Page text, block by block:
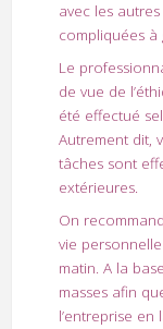
avec les
compliquées à
Le
de vue de
été effectué
Autrement dit,
tâches sont
extérieures.
On
vie
matin. A la
masses afin
l’entreprise